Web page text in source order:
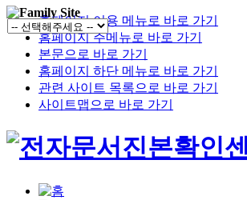
홈페이지 이용 메뉴로 바로 가기
홈페이지 주메뉴로 바로 가기
본문으로 바로 가기
홈페이지 하단 메뉴로 바로 가기
관련 사이트 목록으로 바로 가기
사이트맵으로 바로 가기